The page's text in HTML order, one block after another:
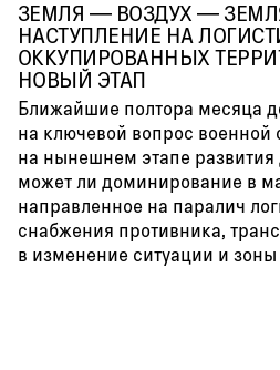
ЗЕМЛЯ — ВОЗДУХ —
НАСТУПЛЕНИЕ НА
ОККУПИРОВАННЫХ
НОВЫЙ ЭТАП
Ближайшие полтора месяца
на ключевой вопрос военной
на нынешнем этапе
может ли доминирование в
направленное на паралич
снабжения противника,
в изменение ситуации и